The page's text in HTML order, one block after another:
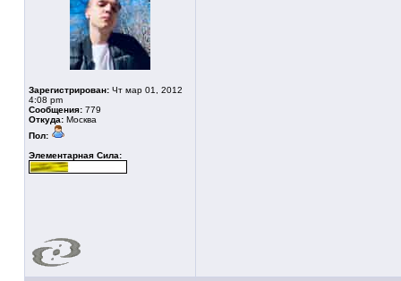
Зарегистрирован: Чт мар 01, 2012
4:08 pm
Сообщения: 779
Откуда: Москва
Пол:
Элементарная Сила: